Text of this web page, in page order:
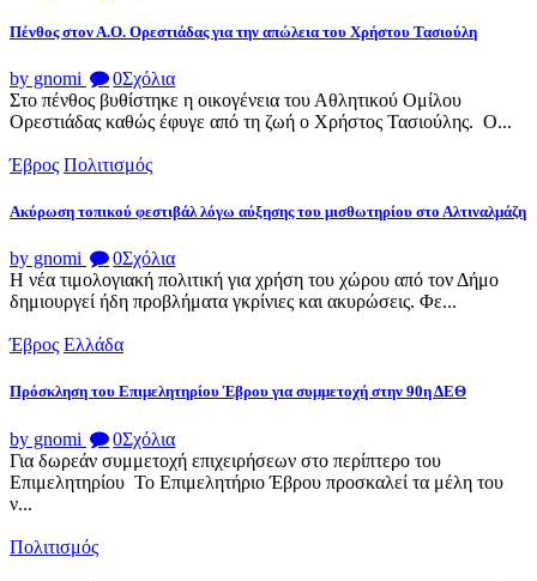
Πένθος στον Α.Ο. Ορεστιάδας για την απώλεια του Χρήστου Τασιούλη
by gnomi 0Σχόλια
Στο πένθος βυθίστηκε η οικογένεια του Αθλητικού Ομίλου
Ορεστιάδας καθώς έφυγε από τη ζωή ο Χρήστος Τασιούλης. Ο...
Έβρος Πολιτισμός
Ακύρωση τοπικού φεστιβάλ λόγω αύξησης του μισθωτηρίου στο Αλτιναλμάζη
by gnomi 0Σχόλια
Η νέα τιμολογιακή πολιτική για χρήση του χώρου από τον Δήμο
δημιουργεί ήδη προβλήματα γκρίνιες και ακυρώσεις. Φε...
Έβρος Ελλάδα
Πρόσκληση του Επιμελητηρίου Έβρου για συμμετοχή στην 90η ΔΕΘ
by gnomi 0Σχόλια
Για δωρεάν συμμετοχή επιχειρήσεων στο περίπτερο του
Επιμελητηρίου Το Επιμελητήριο Έβρου προσκαλεί τα μέλη του
ν...
Πολιτισμός